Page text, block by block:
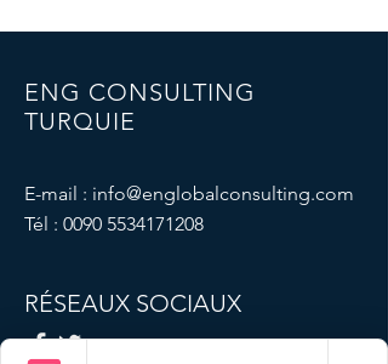
ENG CONSULTING
TURQUIE
E-mail : info@englobalconsulting.com
Tél : 0090 5534171208
RÉSEAUX SOCIAUX